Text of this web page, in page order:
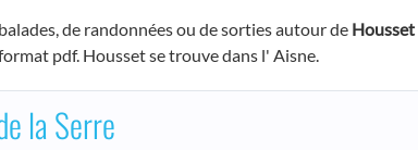
de randonnées ou de sorties autour de Housset
pdf. Housset se trouve dans l' Aisne.
la Serre